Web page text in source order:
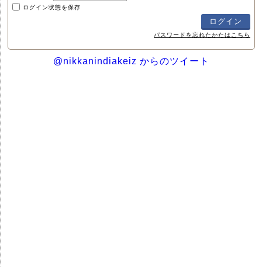
ログイン状態を保存
パスワードを忘れたかたはこちら
@nikkanindiakeiz からのツイート